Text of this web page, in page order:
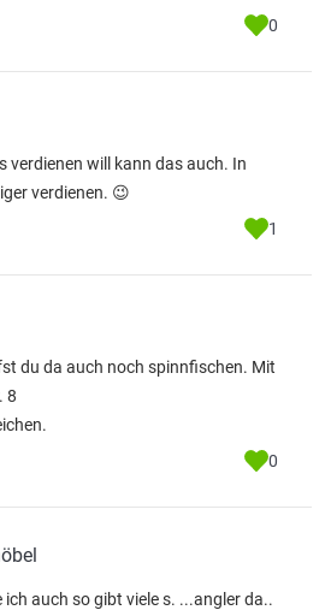
0
verdienen will kann das auch. In
verdienen. 😉
1
du da auch noch spinnfischen. Mit
8
0
auch so gibt viele s. ...angler da..